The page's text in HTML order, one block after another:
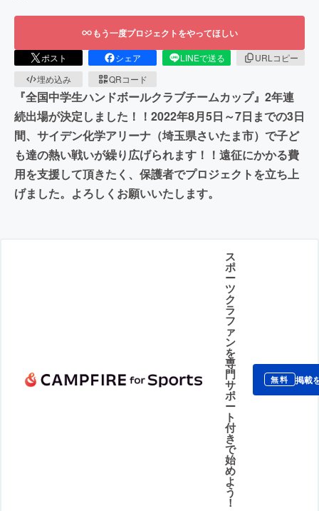
もう一度プロジェクトをやってほしい
ポスト シェア LINEで送る
URLコピー
埋め込み
QRコード
『全国中学生ハンドボールクラブチームカップ』2年連
続出場が決定しました！！2022年8月5日～7日までの3日
間、サイデン化学アリーナ（埼玉県さいたま市）で子ど
も達の熱い戦いが繰り広げられます！！遠征にかかる費
用を支援して頂きたく、保護者でプロジェクトを立ち上
げました。よろしくお願いいたします。
ス
ポ
ー
ツ
ク
ラ
フ
ァ
ン
を
専
門
サ
ポ
ー
ト
付
き
で
始
め
よ
う
！
無料 掲載